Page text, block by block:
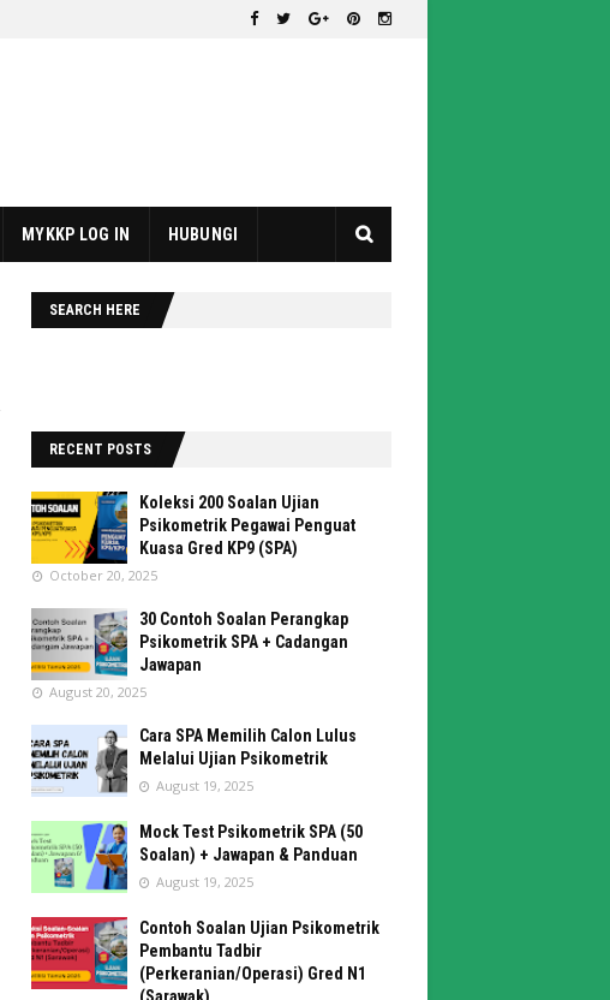
MYKKP LOG IN HUBUNGI
SEARCH HERE
RECENT POSTS
Koleksi 200 Soalan Ujian
Psikometrik Pegawai Penguat
Kuasa Gred KP9 (SPA)
October 20, 2025
30 Contoh Soalan Perangkap
Psikometrik SPA + Cadangan
Jawapan
August 20, 2025
Cara SPA Memilih Calon Lulus
Melalui Ujian Psikometrik
August 19, 2025
Mock Test Psikometrik SPA (50
Soalan) + Jawapan & Panduan
August 19, 2025
Contoh Soalan Ujian Psikometrik
Pembantu Tadbir
(Perkeranian/Operasi) Gred N1